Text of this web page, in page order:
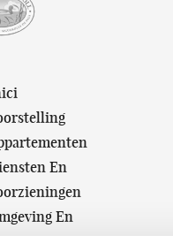
En
En